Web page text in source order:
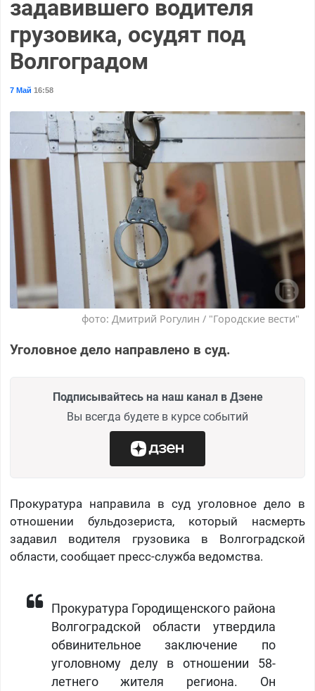
задавившего водителя
грузовика, осудят под
Волгоградом
7 Май 16:58
фото: Дмитрий Рогулин / "Городские вести"
Уголовное дело направлено в суд.
Подписывайтесь на наш канал в Дзене
Вы всегда будете в курсе событий
Прокуратура направила в суд уголовное дело в
отношении бульдозериста, который насмерть
задавил водителя грузовика в Волгоградской
области, сообщает пресс-служба ведомства.
Прокуратура Городищенского района
Волгоградской области утвердила
обвинительное заключение по
уголовному делу в отношении 58-
летнего жителя региона. Он